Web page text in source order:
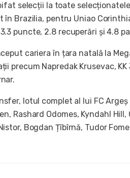
selecții la toate
în Brazilia, pentru Uniao
puncte, 2.8 recuperări și 4.8
cariera în țara natală la
precum Napredak Krusevac, KK
lotul complet al lui FC
Rashard Odomes, Kyndahl
Bogdan Țîbîrnă, Tudor